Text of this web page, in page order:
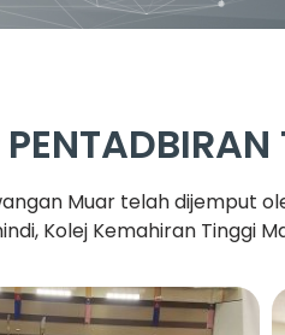
Muar telah dijemput
Kolej Kemahiran Tinggi